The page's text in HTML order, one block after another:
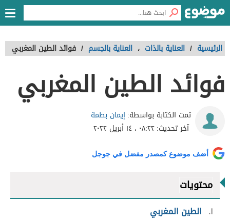
الرئيسية / العناية بالذات ، العناية بالجسم / فوائد الطين المغربي
فوائد الطين المغربي
تمت الكتابة بواسطة:إيمان بطمة
آخر تحديث:٠٨:٢٢ ، ١٤ أبريل ٢٠٢٢
أضف موضوع كمصدر مفضل في جوجل
محتويات
١
الطين المغربي